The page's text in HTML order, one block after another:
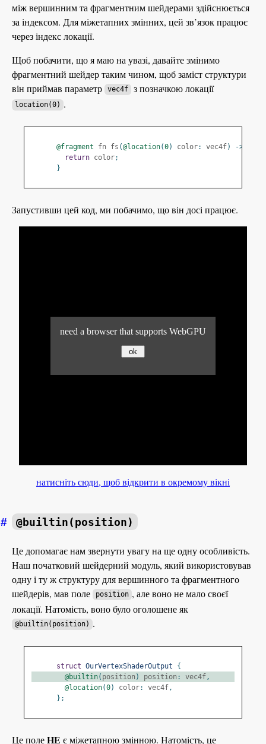
між вершинним та фрагментним шейдерами здійснюється
за індексом. Для міжетапних змінних, цей зв’язок працює
через індекс локації.
Щоб побачити, що я маю на увазі, давайте змінимо
фрагментний шейдер таким чином, щоб заміст структури
він приймав параметр
vec4f з позначкою локації
location(0) .
@fragment fn fs (@location(0) color: vec4f) ->
return color;
}
Запустивши цей код, ми побачимо, що він досі працює.
натисніть сюди, щоб відкрити в окремому вікні
# @builtin(position)
Це допомагає нам звернути увагу на ще одну особливість.
Наш початковий шейдерний модуль, який використовував
одну і ту ж структуру для вершинного та фрагментного
шейдерів, мав поле
position , але воно не мало своєї
локації. Натомість, воно було оголошене як
@builtin(position) .
struct OurVertexShaderOutput
{
@builtin( position ) position : vec4f ,
@location(0) color: vec4f ,
};
Це полеНЕ є міжетапною змінною. Натомість, це